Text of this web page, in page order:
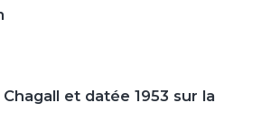
et datée 1953 sur la